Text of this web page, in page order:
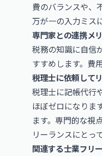
費のバランスや、
万が一の入力ミス
専門家との連携メ
税務の知識に自信
すすめします。費
税理士に依頼して
税理士に記帳代行
ほぼゼロになりま
ます。専門的な視
リーランスにとっ
関連する士業フリ